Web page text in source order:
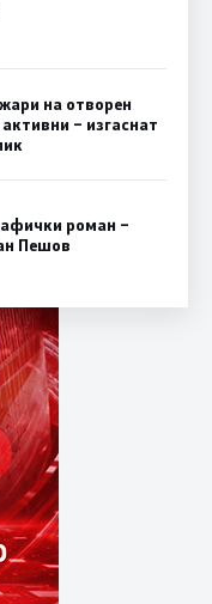
на отворен
– изгаснат
роман –
Пешов